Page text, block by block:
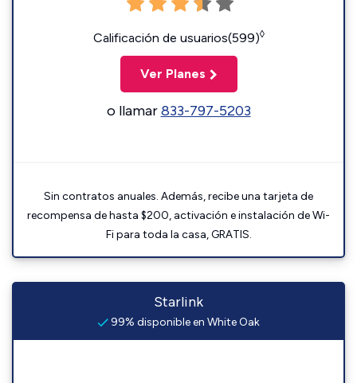
Calificación de usuarios(599)◊
Ver Planes
o llamar833-797-5203
Sin contratos anuales. Además, recibe una tarjeta de
recompensa de hasta $200, activación e instalación de Wi-
Fi para toda la casa, GRATIS.
Starlink
99% disponible en White Oak